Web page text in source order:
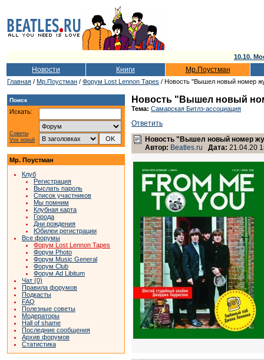
10.10.
Новости Книги Мр.Поустман
Главная / Мр.Поустман / Форум Lost Lennon Tapes / Новость "Вышел новый номер
Поиск
Искать:
Советы
Vox populi
Мр. Поустман
Клуб
Регистрация
Выслать пароль
Список участников
Мы помним
Клубная карта
Города
Дни рождения
Юбилеи регистрации
Все форумы
Форум Lost Lennon Tapes
Форум Photo
Форум Music General
Форум Club
Форум Ad Libitum
Чат (0)
Правила форумов
Подкасты
FAQ
Полезные советы
Модераторы
Hall of shame
Последние сообщения
Архив форумов
Статистика
Новость "Вышел новый
Тема: Самарская Битлз-ассоциация
Ответить
Новость "Вышел новый номер
Автор: Beatles.ru Дата: 21.04.20